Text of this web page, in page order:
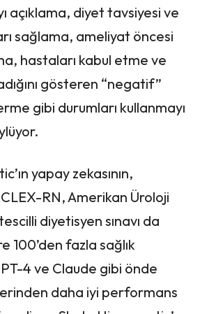
açıklama, diyet tavsiyesi ve
sağlama, ameliyat öncesi
hastaları kabul etme ve
gösteren “negatif”
gibi durumları kullanmayı
yapay zekasının,
RN, Amerikan Üroloji
diyetisyen sınavı da
100’den fazla sağlık
4 ve Claude gibi önde
daha iyi performans